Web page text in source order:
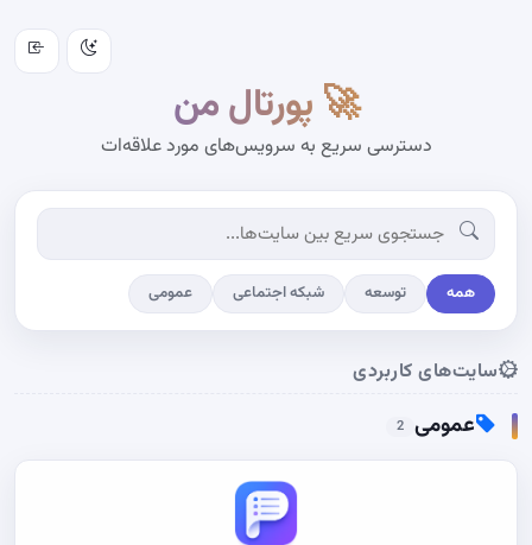
🚀 پورتال من
دسترسی سریع به سرویس‌های مورد علاقه‌ات
همه توسعه شبکه اجتماعی عمومی
سایت‌های کاربردی
عمومی 2